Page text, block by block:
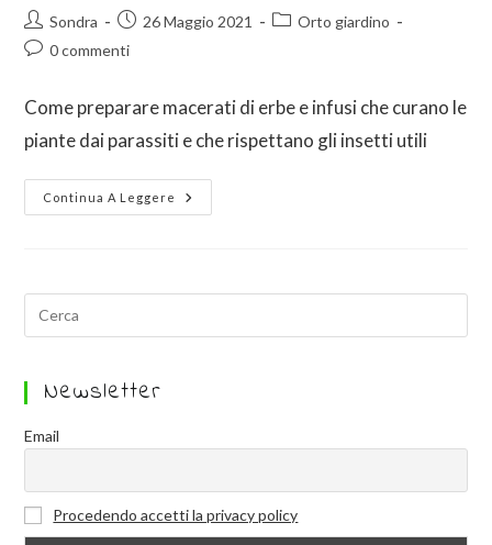
Sondra 26 Maggio 2021
Orto giardino
0 commenti
Come preparare macerati di erbe e infusi che curano le
piante dai parassiti e che rispettano gli insetti utili
Continua A Leggere
Newsletter
Email
Procedendo accetti la privacy policy